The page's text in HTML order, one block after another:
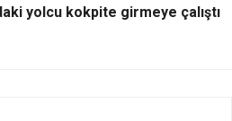
yolcu kokpite girmeye çalıştı